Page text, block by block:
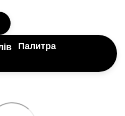
Палитра